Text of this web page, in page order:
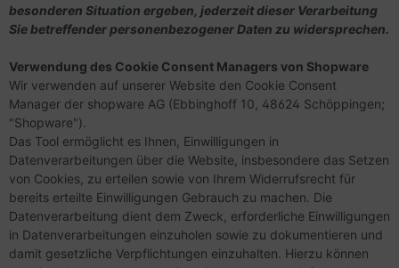
besonderen Situation ergeben, jederzeit dieser Verarbeitung
Sie betreffender personenbezogener Daten zu widersprechen.
Verwendung des Cookie Consent Managers von Shopware
Wir verwenden auf unserer Website den Cookie Consent
Manager der shopware AG (Ebbinghoff 10, 48624 Schöppingen;
"Shopware").
Das Tool ermöglicht es Ihnen, Einwilligungen in
Datenverarbeitungen über die Website, insbesondere das Setzen
von Cookies, zu erteilen sowie von Ihrem Widerrufsrecht für
bereits erteilte Einwilligungen Gebrauch zu machen. Die
Datenverarbeitung dient dem Zweck, erforderliche Einwilligungen
in Datenverarbeitungen einzuholen sowie zu dokumentieren und
damit gesetzliche Verpflichtungen einzuhalten. Hierzu können